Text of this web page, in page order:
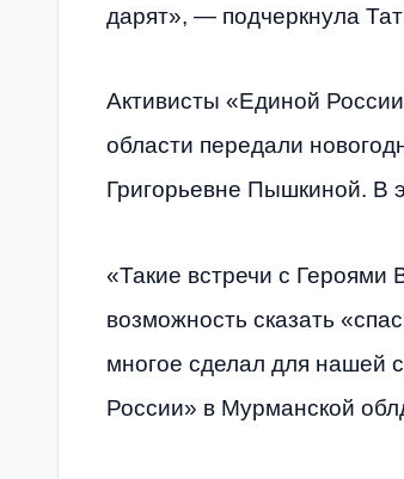
дарят», — подчеркнула
Активисты «Единой
области передали
Григорьевне Пышкиной. В
«Такие встречи с
возможность сказать
многое сделал для нашей
России» в Мурманской